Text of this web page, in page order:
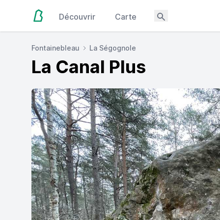
Découvrir Carte
Fontainebleau La Ségognole
La Canal Plus